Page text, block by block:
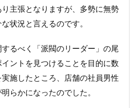
主張となりますが、多勢に無勢
状況と言えるのです。
るべく「派閥のリーダー」の尾
ントを見つけることを目的に数
施したところ、店舗の社員男性
らかになったのでした。